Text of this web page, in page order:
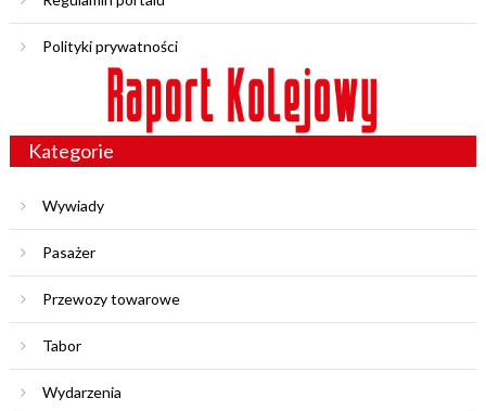
Polityki prywatności
Kategorie
Wywiady
Pasażer
Przewozy towarowe
Tabor
Wydarzenia